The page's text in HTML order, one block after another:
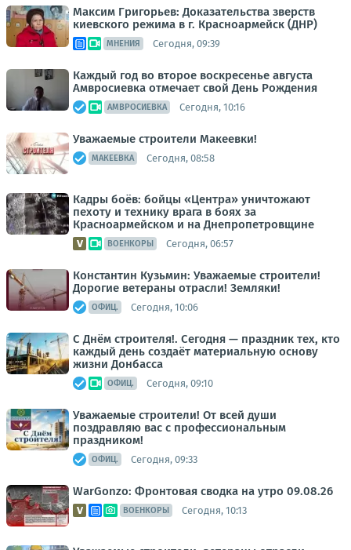
Максим Григорьев: Доказательства зверств
киевского режима в г. Красноармейск (ДНР)
МНЕНИЯ Сегодня, 09:39
Каждый год во второе воскресенье августа
Амвросиевка отмечает свой День Рождения
АМВРОСИЕВКА Сегодня, 10:16
Уважаемые строители Макеевки!
МАКЕЕВКА Сегодня, 08:58
Кадры боёв: бойцы «Центра» уничтожают
пехоту и технику врага в боях за
Красноармейском и на Днепропетровщине
ВОЕНКОРЫ Сегодня, 06:57
Константин Кузьмин: Уважаемые строители!
Дорогие ветераны отрасли! Земляки!
ОФИЦ. Сегодня, 10:06
С Днём строителя!. Сегодня — праздник тех, кто
каждый день создаёт материальную основу
жизни Донбасса
ОФИЦ. Сегодня, 09:10
Уважаемые строители! От всей души
поздравляю вас с профессиональным
праздником!
ОФИЦ. Сегодня, 09:33
WarGonzo: Фронтовая сводка на утро 09.08.26
ВОЕНКОРЫ Сегодня, 10:13